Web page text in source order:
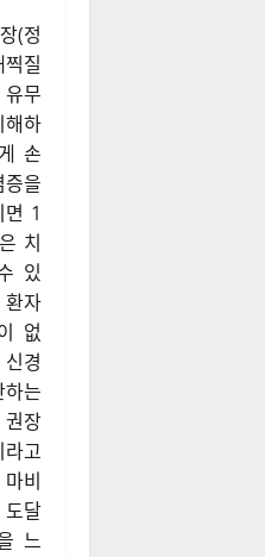
(정
질
무
해하
손
을
면 1
치
있
자
없
경
는
장
고
비
달
느